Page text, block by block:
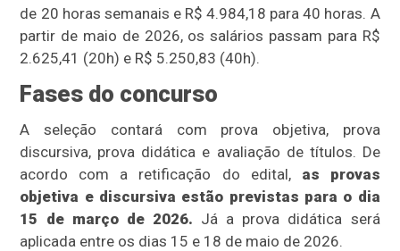
de 20 horas semanais e R$ 4.984,18 para 40 horas. A
partir de maio de 2026, os salários passam para R$
2.625,41 (20h) e R$ 5.250,83 (40h).
Fases do concurso
A seleção contará com prova objetiva, prova
discursiva, prova didática e avaliação de títulos. De
acordo com a retificação do edital, as provas
objetiva e discursiva estão previstas para o dia
15 de março de 2026. Já a prova didática será
aplicada entre os dias 15 e 18 de maio de 2026.